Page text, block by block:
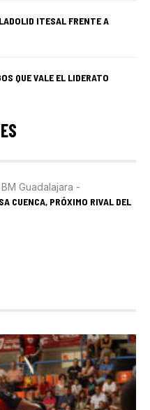
QUE VALE EL LIDERATO
Guadalajara -
CUENCA, PRÓXIMO RIVAL DEL